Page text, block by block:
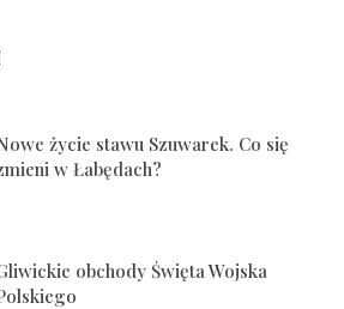
życie stawu Szuwarek. Co się
w Łabędach?
obchody Święta Wojska